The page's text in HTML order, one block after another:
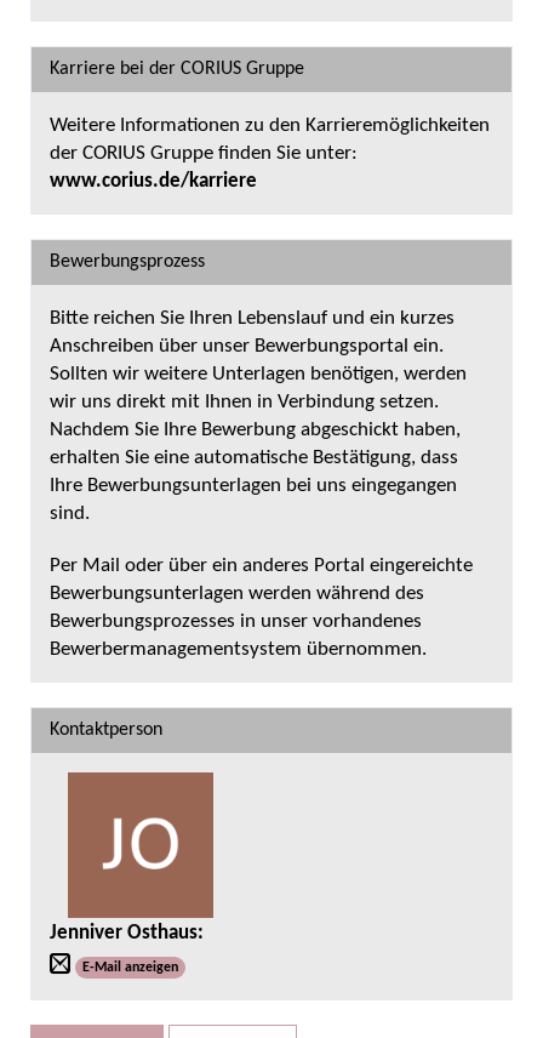
Karriere bei der CORIUS Gruppe
Weitere Informationen zu den Karrieremöglichkeiten
der CORIUS Gruppe finden Sie unter:
www.corius.de/karriere
Bewerbungsprozess
Bitte reichen Sie Ihren Lebenslauf und ein kurzes
Anschreiben über unser Bewerbungsportal ein.
Sollten wir weitere Unterlagen benötigen, werden
wir uns direkt mit Ihnen in Verbindung setzen.
Nachdem Sie Ihre Bewerbung abgeschickt haben,
erhalten Sie eine automatische Bestätigung, dass
Ihre Bewerbungsunterlagen bei uns eingegangen
sind.
Per Mail oder über ein anderes Portal eingereichte
Bewerbungsunterlagen werden während des
Bewerbungsprozesses in unser vorhandenes
Bewerbermanagementsystem übernommen.
Kontaktperson
Jenniver Osthaus:
E-Mail anzeigen